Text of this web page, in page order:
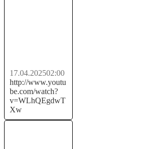
17.04.202502:00
http://www.youtu
be.com/watch?
v=WLhQEgdwT
Xw